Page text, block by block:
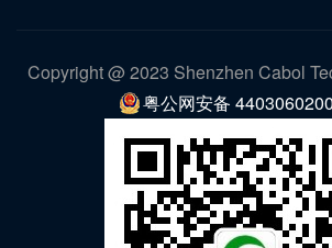
Copyright @ 2023 Shenzhen Cabol
粤公网安备